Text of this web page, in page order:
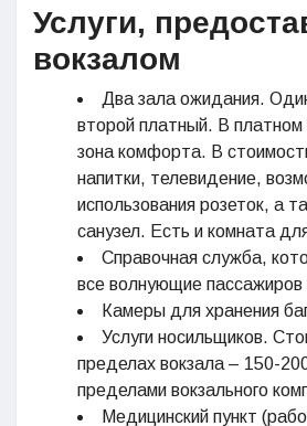
Услуги,
вокзалом
Два зала ожидания.
второй платный. В
зона комфорта. В
напитки, телевидение,
использования розеток, а
санузел. Есть и комната
Справочная служба,
все волнующие пассажиров
Камеры для хранения
Услуги носильщиков.
пределах вокзала – 150-
пределами вокзального
Медицинский пункт